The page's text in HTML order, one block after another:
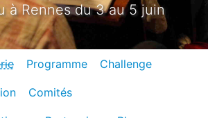
à Rennes du 3 au 5 juin
Programme Challenge
Comités